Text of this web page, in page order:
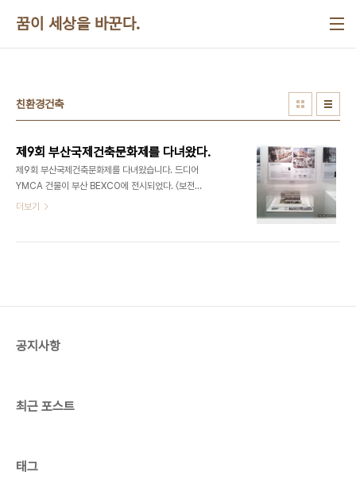
꿈이 세상을 바꾼다.
친환경건축
제9회 부산국제건축문화제를 다녀왔다.
제9회 부산국제건축문화제를 다녀왔습니다. 드디어
YMCA 건물이 부산 BEXCO에 전시되었다. 〈보전
과 창출〉이라는 주제로 10월 9일부터 13일까지 5일
10월 10일(토) 오후 1시에 도착한 전시장에는 많은
더보기
공지사항
최근 포스트
태그